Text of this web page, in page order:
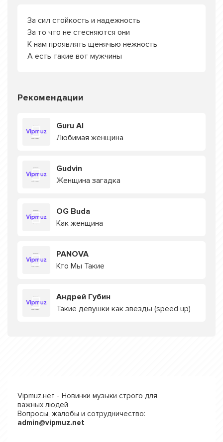
За сил стойкость и надежность
За то что не стесняются они
К нам проявлять щенячью нежность
А есть такие вот мужчины
Рекомендации
Guru AI
Любимая женщина
Gudvin
Женщина загадка
OG Buda
Как женщина
PANOVA
Кто Мы Такие
Андрей Губин
Такие девушки как звезды (speed up)
Vipmuz.нет - Новинки музыки строго для
важных людей
Вопросы, жалобы и сотрудничество:
admin@vipmuz.net